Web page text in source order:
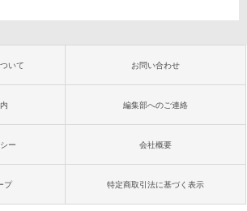
いて お問い合わせ
編集部へのご連絡
ー 会社概要
プ 特定商取引法に基づく表示